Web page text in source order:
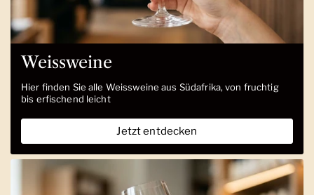
Weissweine
Hier finden Sie alle Weissweine aus Südafrika, von fruchtig
bis erfischend leicht
Jetzt entdecken